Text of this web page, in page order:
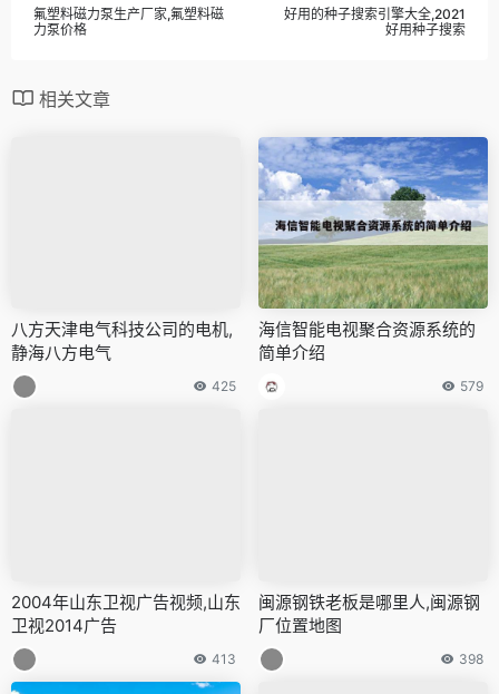
氟塑料磁力泵生产厂家,氟塑料磁
力泵价格
好用的种子搜索引擎大全,2021
好用种子搜索
相关文章
八方天津电气科技公司的电机,
静海八方电气
425
海信智能电视聚合资源系统的
简单介绍
579
2004年山东卫视广告视频,山东
卫视2014广告
413
闽源钢铁老板是哪里人,闽源钢
厂位置地图
398